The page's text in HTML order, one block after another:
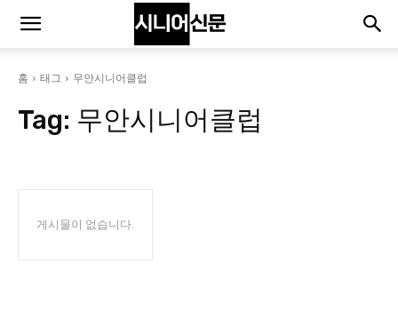
홈 태그 무안시니어클럽
Tag: 무안시니어클럽
게시물이 없습니다.